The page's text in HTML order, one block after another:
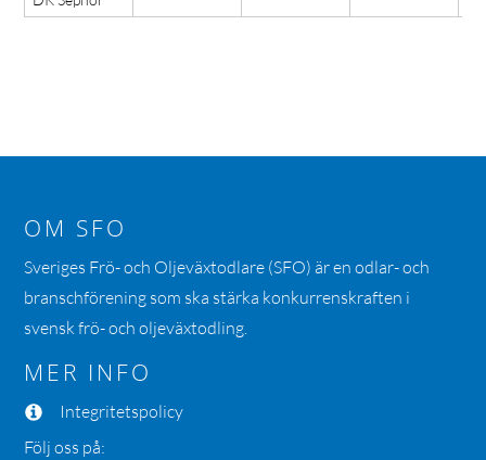
OM SFO
Sveriges Frö- och Oljeväxtodlare (SFO) är en odlar- och
branschförening som ska stärka konkurrenskraften i
svensk frö- och oljeväxtodling.
MER INFO
Integritetspolicy
Följ oss på: